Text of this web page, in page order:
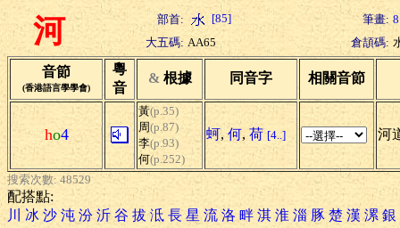
河 部首: [85] 筆畫: 8
大五碼: AA65 倉頡碼:
音節
(香港語言學學會)
粵
音
& 根據 同音字 相關音節
ho4
黃(p.35)
周(p.87)
李(p.93)
何(p.252)
蚵, 何, 荷 [4..] 河
搜索次數: 48529
配搭點:
川
冰 沙 沌 汾 沂 谷 拔 泜 長 星 流 洛 畔 淇 淮 淄 豚 楚 漢 漯 銀